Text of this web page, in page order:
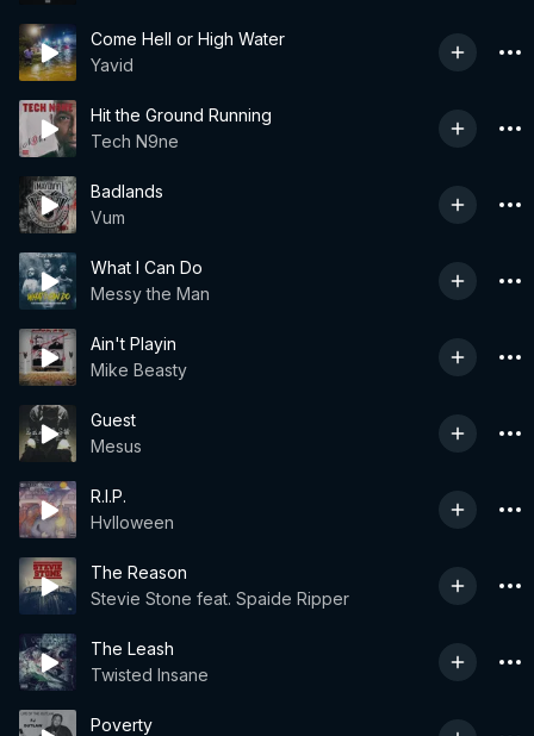
Come Hell or High Water
Yavid
Hit the Ground Running
Tech N9ne
Badlands
Vum
What I Can Do
Messy the Man
Ain't Playin
Mike Beasty
Guest
Mesus
R.I.P.
Hvlloween
The Reason
Stevie Stone feat. Spaide Ripper
The Leash
Twisted Insane
Poverty